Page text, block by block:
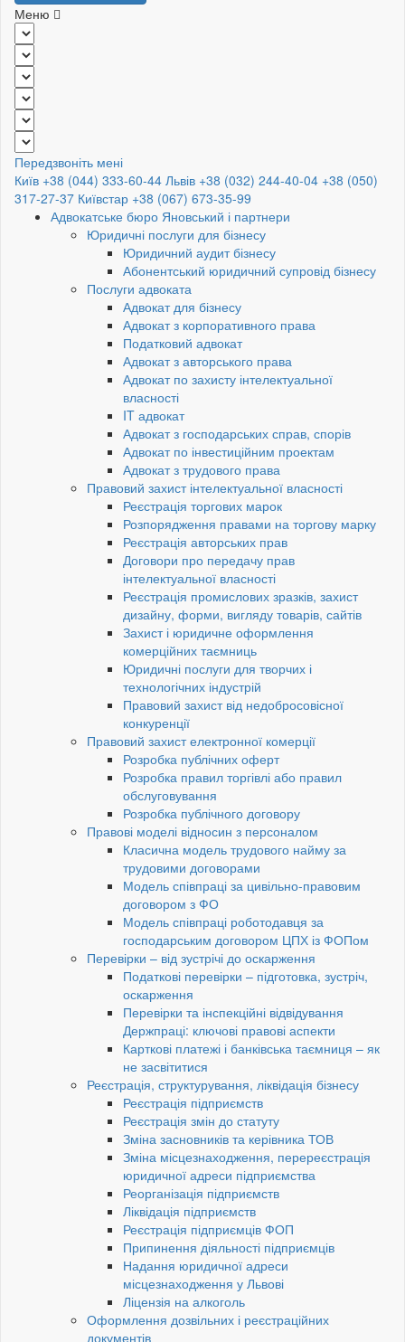
Меню
Передзвоніть мені
Київ +38 (044) 333-60-44 Львів +38 (032) 244-40-04 +38 (050)
317-27-37 Київстар +38 (067) 673-35-99
Адвокатське бюро Яновський і партнери
Юридичні послуги для бізнесу
Юридичний аудит бізнесу
Абонентський юридичний супровід бізнесу
Послуги адвоката
Адвокат для бізнесу
Адвокат з корпоративного права
Податковий адвокат
Адвокат з авторського права
Адвокат по захисту інтелектуальної
власності
IT адвокат
Адвокат з господарських справ, спорів
Адвокат по інвестиційним проектам
Адвокат з трудового права
Правовий захист інтелектуальної власності
Реєстрація торгових марок
Розпорядження правами на торгову марку
Реєстрація авторських прав
Договори про передачу прав
інтелектуальної власності
Реєстрація промислових зразків, захист
дизайну, форми, вигляду товарів, сайтів
Захист і юридичне оформлення
комерційних таємниць
Юридичні послуги для творчих і
технологічних індустрій
Правовий захист від недобросовісної
конкуренції
Правовий захист електронної комерції
Розробка публічних оферт
Розробка правил торгівлі або правил
обслуговування
Розробка публічного договору
Правові моделі відносин з персоналом
Класична модель трудового найму за
трудовими договорами
Модель співпраці за цивільно-правовим
договором з ФО
Модель співпраці роботодавця за
господарським договором ЦПХ із ФОПом
Перевірки – від зустрічі до оскарження
Податкові перевірки – підготовка, зустріч,
оскарження
Перевірки та інспекційні відвідування
Держпраці: ключові правові аспекти
Карткові платежі і банківська таємниця – як
не засвітитися
Реєстрація, структурування, ліквідація бізнесу
Реєстрація підприємств
Реєстрація змін до статуту
Зміна засновників та керівника ТОВ
Зміна місцезнаходження, перереєстрація
юридичної адреси підприємства
Реорганізація підприємств
Ліквідація підприємств
Реєстрація підприємців ФОП
Припинення діяльності підприємців
Надання юридичної адреси
місцезнаходження у Львові
Ліцензія на алкоголь
Оформлення дозвільних і реєстраційних
документів